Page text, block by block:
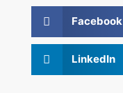
Facebook
LinkedIn